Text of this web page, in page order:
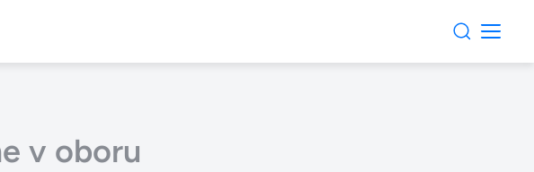
v oboru